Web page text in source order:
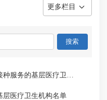
更多栏目
层医疗卫生机构名单